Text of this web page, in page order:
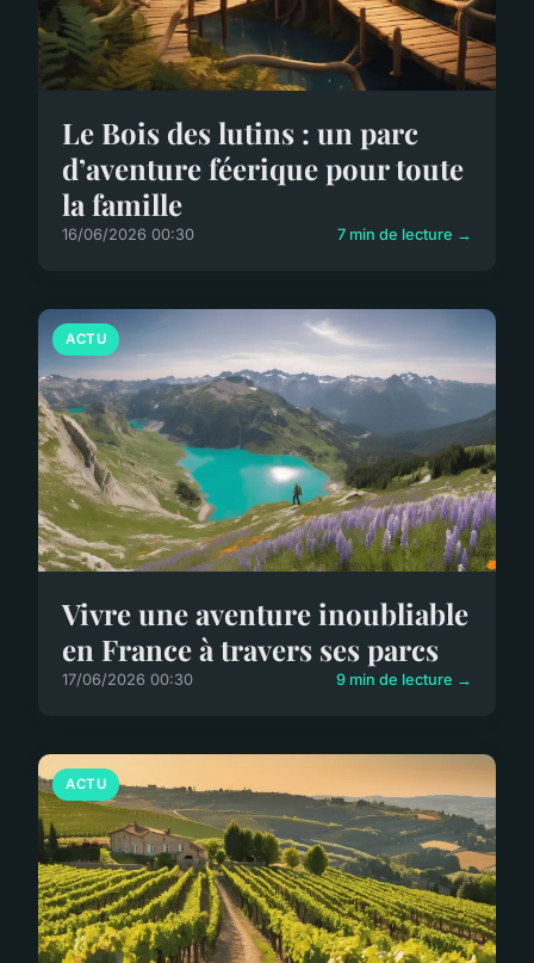
Le Bois des lutins : un parc
d’aventure féerique pour toute
la famille
16/06/2026 00:30 7 min de lecture →
ACTU
Vivre une aventure inoubliable
en France à travers ses parcs
17/06/2026 00:30 9 min de lecture →
ACTU